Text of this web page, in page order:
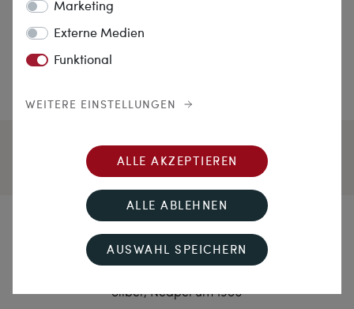
Morgenstunde
Silber, Neapel um 1980
Marketing
Externe Medien
Funktional
WEITERE EINSTELLUNGEN
ALLE AKZEPTIEREN
ALLE ABLEHNEN
AUSWAHL SPEICHERN